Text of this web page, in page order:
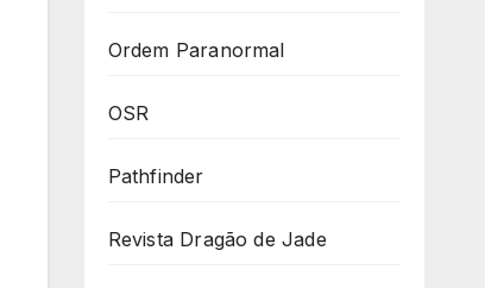
Ordem Paranormal
OSR
Pathfinder
Revista Dragão de Jade